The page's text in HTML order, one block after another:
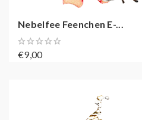
Nebelfee Feenchen E-...
€9,00